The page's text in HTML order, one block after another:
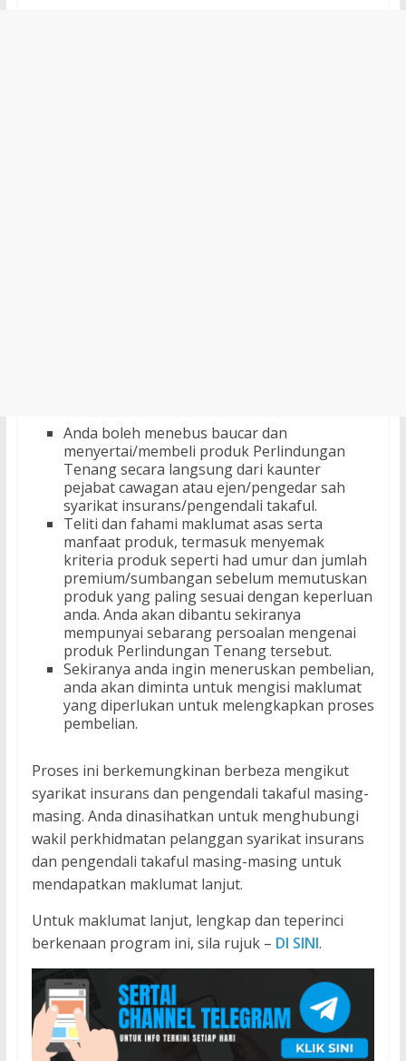
Anda boleh menebus baucar dan
menyertai/membeli produk Perlindungan
Tenang secara langsung dari kaunter
pejabat cawagan atau ejen/pengedar sah
syarikat insurans/pengendali takaful.
Teliti dan fahami maklumat asas serta
manfaat produk, termasuk menyemak
kriteria produk seperti had umur dan jumlah
premium/sumbangan sebelum memutuskan
produk yang paling sesuai dengan keperluan
anda. Anda akan dibantu sekiranya
mempunyai sebarang persoalan mengenai
produk Perlindungan Tenang tersebut.
Sekiranya anda ingin meneruskan pembelian,
anda akan diminta untuk mengisi maklumat
yang diperlukan untuk melengkapkan proses
pembelian.
Proses ini berkemungkinan berbeza mengikut
syarikat insurans dan pengendali takaful masing-
masing. Anda dinasihatkan untuk menghubungi
wakil perkhidmatan pelanggan syarikat insurans
dan pengendali takaful masing-masing untuk
mendapatkan maklumat lanjut.
Untuk maklumat lanjut, lengkap dan teperinci
berkenaan program ini, sila rujuk – DI SINI.